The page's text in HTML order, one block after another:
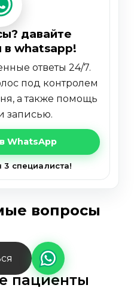
whatsapp!
под контролем
а также помощь
записью.
WhatsApp
специалиста!
пациенты